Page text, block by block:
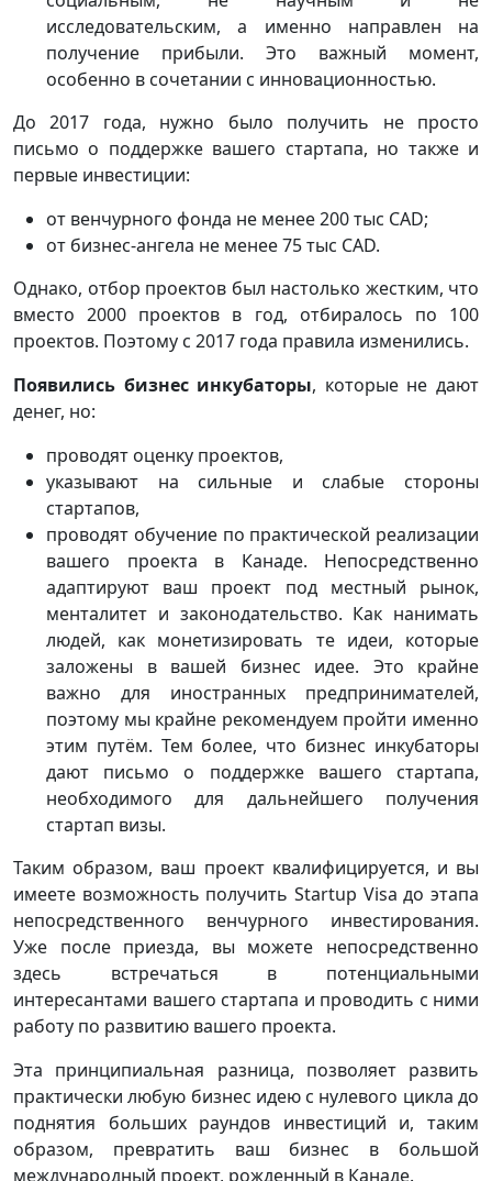
исследовательским, а именно направлен на
получение прибыли. Это важный момент,
особенно в сочетании с инновационностью.
До 2017 года, нужно было получить не просто
письмо о поддержке вашего стартапа, но также и
первые инвестиции:
от венчурного фонда не менее 200 тыс CAD;
от бизнес-ангела не менее 75 тыс CAD.
Однако, отбор проектов был настолько жестким, что
вместо 2000 проектов в год, отбиралось по 100
проектов. Поэтому с 2017 года правила изменились.
Появились бизнес инкубаторы, которые не дают
денег, но:
проводят оценку проектов,
указывают на сильные и слабые стороны
стартапов,
проводят обучение по практической реализации
вашего проекта в Канаде. Непосредственно
адаптируют ваш проект под местный рынок,
менталитет и законодательство. Как нанимать
людей, как монетизировать те идеи, которые
заложены в вашей бизнес идее. Это крайне
важно для иностранных предпринимателей,
поэтому мы крайне рекомендуем пройти именно
этим путём. Тем более, что бизнес инкубаторы
дают письмо о поддержке вашего стартапа,
необходимого для дальнейшего получения
стартап визы.
Таким образом, ваш проект квалифицируется, и вы
имеете возможность получить Startup Visa до этапа
непосредственного венчурного инвестирования.
Уже после приезда, вы можете непосредственно
здесь встречаться в потенциальными
интересантами вашего стартапа и проводить с ними
работу по развитию вашего проекта.
Эта принципиальная разница, позволяет развить
практически любую бизнес идею с нулевого цикла до
поднятия больших раундов инвестиций и, таким
образом, превратить ваш бизнес в большой
международный проект, рожденный в Канаде.